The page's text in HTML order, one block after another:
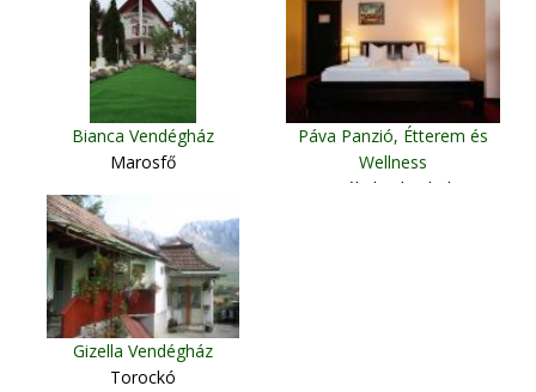
Bianca Vendégház
Marosfő
Páva Panzió, Étterem és
Wellness
Székelyudvarhely
Gizella Vendégház
Torockó